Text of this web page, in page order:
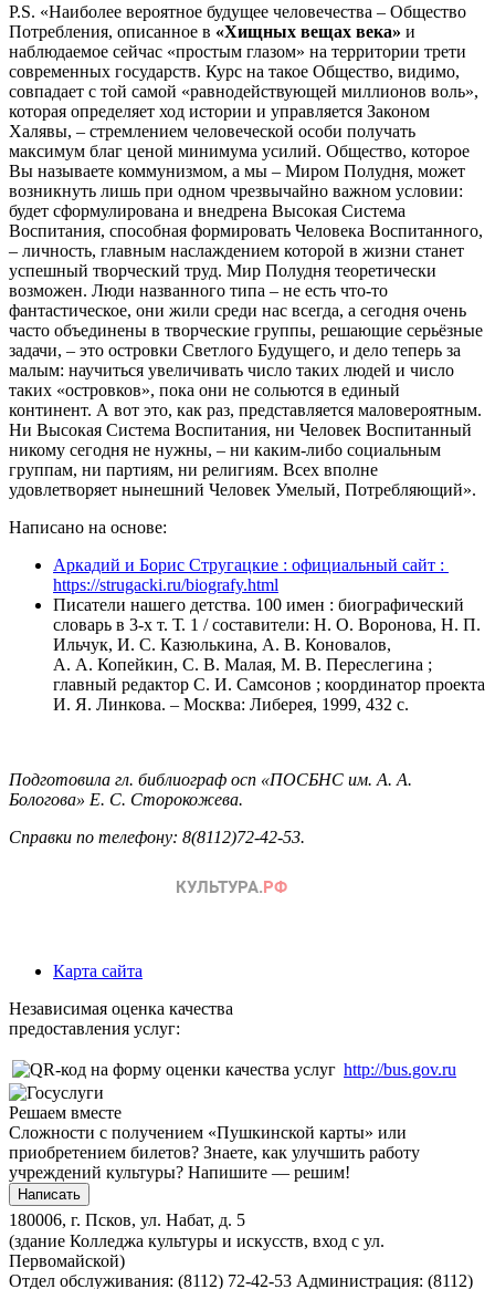
P.S. «Наиболее вероятное будущее человечества – Общество
Потребления, описанное в «Хищных вещах века» и
наблюдаемое сейчас «простым глазом» на территории трети
современных государств. Курс на такое Общество, видимо,
совпадает с той самой «равнодействующей миллионов воль»,
которая определяет ход истории и управляется Законом
Халявы, – стремлением человеческой особи получать
максимум благ ценой минимума усилий. Общество, которое
Вы называете коммунизмом, а мы – Миром Полудня, может
возникнуть лишь при одном чрезвычайно важном условии:
будет сформулирована и внедрена Высокая Система
Воспитания, способная формировать Человека Воспитанного,
– личность, главным наслаждением которой в жизни станет
успешный творческий труд. Мир Полудня теоретически
возможен. Люди названного типа – не есть что-то
фантастическое, они жили среди нас всегда, а сегодня очень
часто объединены в творческие группы, решающие серьёзные
задачи, – это островки Светлого Будущего, и дело теперь за
малым: научиться увеличивать число таких людей и число
таких «островков», пока они не сольются в единый
континент. А вот это, как раз, представляется маловероятным.
Ни Высокая Система Воспитания, ни Человек Воспитанный
никому сегодня не нужны, – ни каким-либо социальным
группам, ни партиям, ни религиям. Всех вполне
удовлетворяет нынешний Человек Умелый, Потребляющий».
Написано на основе:
Аркадий и Борис Стругацкие : официальный сайт :
https://strugacki.ru/biografy.html
Писатели нашего детства. 100 имен : биографический
словарь в 3-х т. Т. 1 / составители: Н. О. Воронова, Н. П.
Ильчук, И. С. Казюлькина, А. В. Коновалов,
А. А. Копейкин, С. В. Малая, М. В. Переслегина ;
главный редактор С. И. Самсонов ; координатор проекта
И. Я. Линкова. – Москва: Либерея, 1999, 432 с.
Подготовила гл. библиограф осп «ПОСБНС им. А. А.
Бологова» Е. С. Сторокожева.
Справки по телефону: 8(8112)72-42-53.
Карта сайта
Независимая оценка качества
предоставления услуг:
http://bus.gov.ru
Решаем вместе
Сложности с получением «Пушкинской карты» или
приобретением билетов? Знаете, как улучшить работу
учреждений культуры? Напишите — решим!
Написать
180006, г. Псков, ул. Набат, д. 5
(здание Колледжа культуры и искусств, вход с ул.
Первомайской)
Отдел обслуживания: (8112) 72-42-53 Администрация: (8112)